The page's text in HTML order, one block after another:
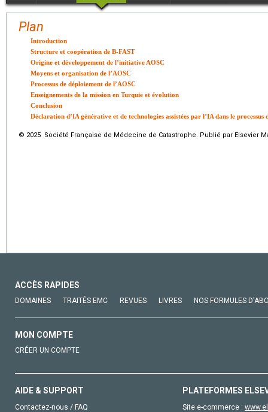
Plan
Introduction
Structure et coopération de B-FAST
Origine et développement de l’initiative AOSC
Moyens et organisation de l’AOSC
Processus de déploiement de l’AOSC
Enseignements de la mission en Turquie et évolution
Conclusion
Déclaration d’IA générative et de technologies assistées par l’IA dans le processus
© 2025 Société Française de Médecine de Catastrophe. Publié par Elsevier
ACCÈS RAPIDES
DOMAINES TRAITÉS EMC REVUES LIVRES NOS FORMULES
MON COMPTE
CRÉER UN COMPTE
AIDE & SUPPORT
Contactez-nous / FAQ
PLATEFORMES
Site e-commerce :